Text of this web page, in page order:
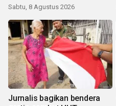
Sabtu, 8 Agustus 2026
Jurnalis bagikan bendera